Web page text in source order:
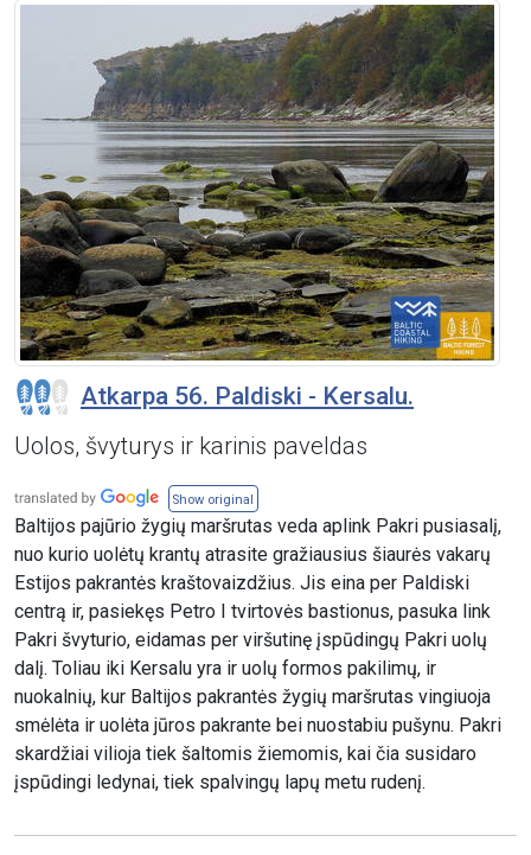
Atkarpa 56. Paldiski - Kersalu.
Uolos, švyturys ir karinis paveldas
Show original
Baltijos pajūrio žygių maršrutas veda aplink Pakri pusiasalį,
nuo kurio uolėtų krantų atrasite gražiausius šiaurės vakarų
Estijos pakrantės kraštovaizdžius. Jis eina per Paldiski
centrą ir, pasiekęs Petro I tvirtovės bastionus, pasuka link
Pakri švyturio, eidamas per viršutinę įspūdingų Pakri uolų
dalį. Toliau iki Kersalu yra ir uolų formos pakilimų, ir
nuokalnių, kur Baltijos pakrantės žygių maršrutas vingiuoja
smėlėta ir uolėta jūros pakrante bei nuostabiu pušynu. Pakri
skardžiai vilioja tiek šaltomis žiemomis, kai čia susidaro
įspūdingi ledynai, tiek spalvingų lapų metu rudenį.